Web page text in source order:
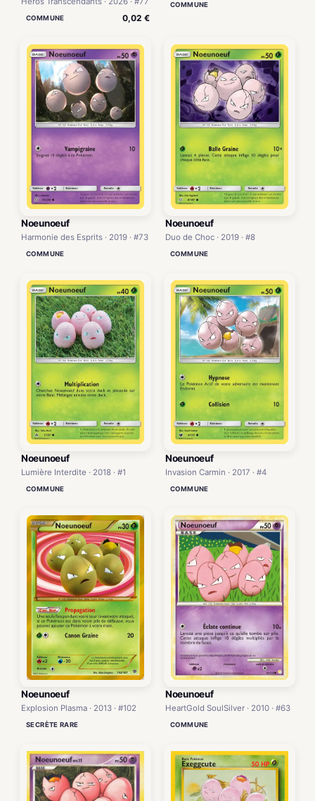
COMMUNE 0,02 €
COMMUNE
Noeunoeuf
Harmonie des Esprits · 2019 · #73
COMMUNE
Noeunoeuf
Duo de Choc · 2019 · #8
COMMUNE
Noeunoeuf
Lumière Interdite · 2018 · #1
COMMUNE
Noeunoeuf
Invasion Carmin · 2017 · #4
COMMUNE
Noeunoeuf
Explosion Plasma · 2013 · #102
SECRÈTE RARE
Noeunoeuf
HeartGold SoulSilver · 2010 · #63
COMMUNE